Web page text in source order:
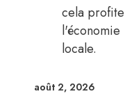
août 2, 2026